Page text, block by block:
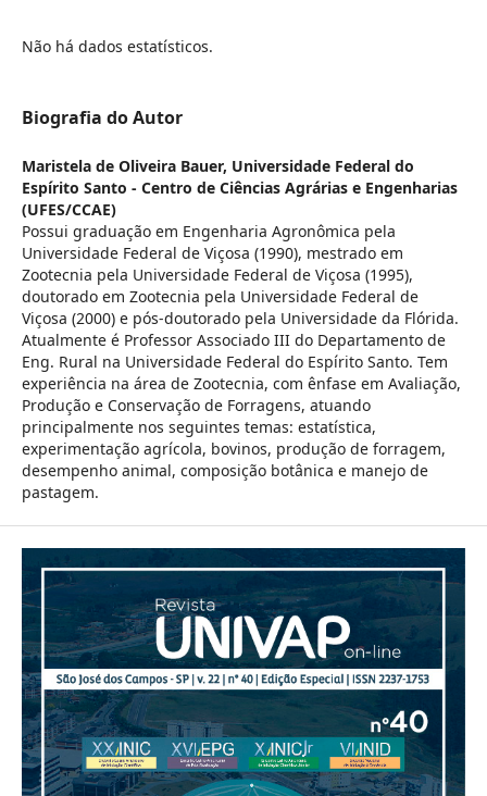
Não há dados estatísticos.
Biografia do Autor
Maristela de Oliveira Bauer, Universidade Federal do
Espírito Santo - Centro de Ciências Agrárias e Engenharias
(UFES/CCAE)
Possui graduação em Engenharia Agronômica pela
Universidade Federal de Viçosa (1990), mestrado em
Zootecnia pela Universidade Federal de Viçosa (1995),
doutorado em Zootecnia pela Universidade Federal de
Viçosa (2000) e pós-doutorado pela Universidade da Flórida.
Atualmente é Professor Associado III do Departamento de
Eng. Rural na Universidade Federal do Espírito Santo. Tem
experiência na área de Zootecnia, com ênfase em Avaliação,
Produção e Conservação de Forragens, atuando
principalmente nos seguintes temas: estatística,
experimentação agrícola, bovinos, produção de forragem,
desempenho animal, composição botânica e manejo de
pastagem.